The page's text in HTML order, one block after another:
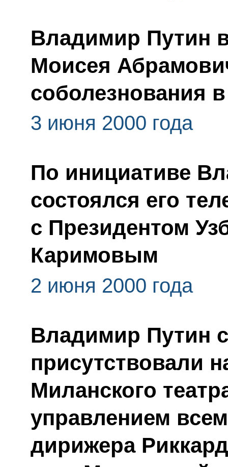
Владимир Путин
Моисея
соболезнования
3 июня 2000 года
По инициативе
состоялся его
с Президентом
Каримовым
2 июня 2000 года
Владимир Путин
присутствовали
Миланского
управлением
дирижера